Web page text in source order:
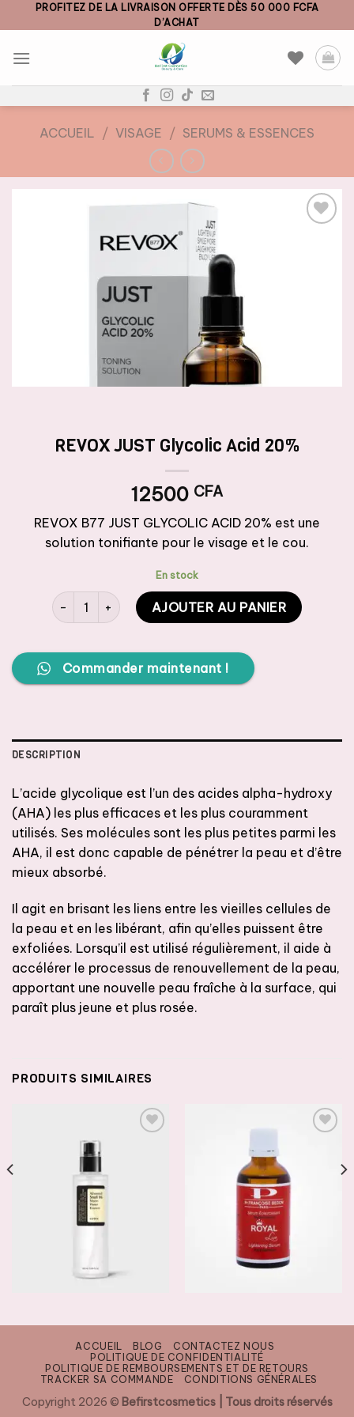
to
PROFITEZ DE LA LIVRAISON OFFERTE DÈS 50 000 FCFA
D’ACHAT
ACCUEIL / VISAGE / SERUMS & ESSENCES
REVOX JUST Glycolic Acid 20%
12500 CFA
REVOX B77 JUST GLYCOLIC ACID 20% est une
solution tonifiante pour le visage et le cou.
En stock
quantité de REVOX JUST Glycolic Acid 20%
AJOUTER AU PANIER
Commander maintenant !
DESCRIPTION
L’acide glycolique est l’un des acides alpha-hydroxy
(AHA) les plus efficaces et les plus couramment
utilisés. Ses molécules sont les plus petites parmi les
AHA, il est donc capable de pénétrer la peau et d’être
mieux absorbé.
Il agit en brisant les liens entre les vieilles cellules de
la peau et en les libérant, afin qu’elles puissent être
exfoliées. Lorsqu’il est utilisé régulièrement, il aide à
accélérer le processus de renouvellement de la peau,
apportant une nouvelle peau fraîche à la surface, qui
paraît plus jeune et plus rosée.
PRODUITS SIMILAIRES
AJOUTER
AJOUTER AU PANIER
AJOUTER
À LA
LISTE DE
SOUHAITS
14500CFA
AJOUTER AU PANIER
ACCUEIL BLOG
CONTACTEZ NOUS
POLITIQUE DE CONFIDENTIALITÉ
POLITIQUE DE REMBOURSEMENTS ET DE RETOURS
TRACKER SA COMMANDE
CONDITIONS GÉNÉRALES
Copyright 2026 © Befirstcosmetics | Tous droits réservés